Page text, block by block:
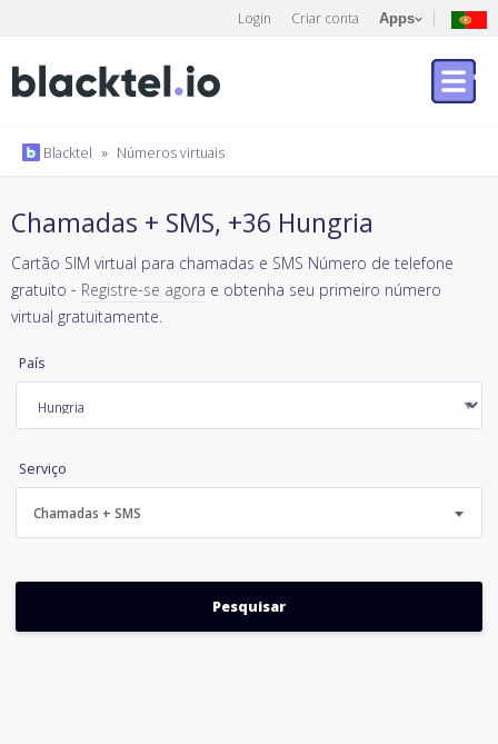
Login Criar conta Apps
Blacktel » Números virtuais
Chamadas + SMS, +36 Hungria
Cartão SIM virtual para chamadas e SMS Número de telefone
gratuito - Registre-se agora e obtenha seu primeiro número
virtual gratuitamente.
País
Serviço
Chamadas + SMS